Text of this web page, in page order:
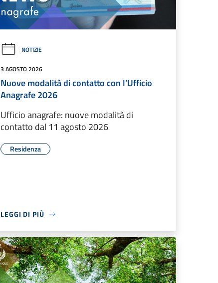
NOTIZIE
3 AGOSTO 2026
Nuove modalità di contatto con l’Ufficio
Anagrafe 2026
Ufficio anagrafe: nuove modalità di
contatto dal 11 agosto 2026
Residenza
LEGGI DI PIÙ